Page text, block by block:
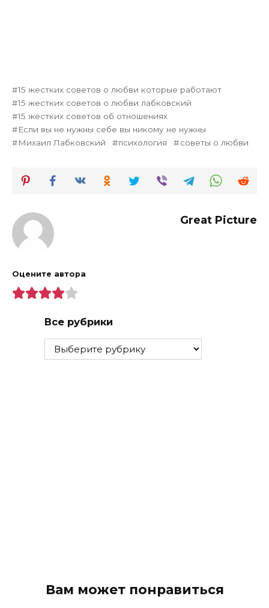
15 жестких советов о любви которые работают
15 жестких советов о любви лабковский
15 жестких советов об отношениях
Если вы не нужны себе вы никому не нужны
Михаил Лабковский
психология советы о любви
Great Picture
Оцените автора
Все рубрики
Все
рубрики
Вам может понравиться